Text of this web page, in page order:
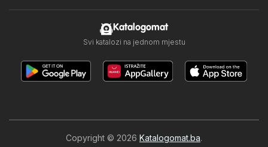
Katalogomat
Svi katalozi na jednom mjestu
Copyright © 2026 Katalogomat.ba.